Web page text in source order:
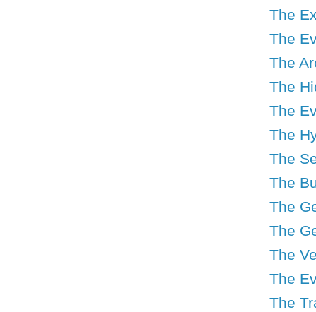
The
The
The
The
The
The
The
The
The
The
The
The
The